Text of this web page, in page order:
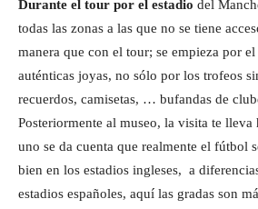
Durante el tour por el estadio del
todas las zonas a las que no se tiene
manera que con el tour; se empieza por
auténticas joyas, no sólo por los trofeos
recuerdos, camisetas, … bufandas de
Posteriormente al museo, la visita te lleva
uno se da cuenta que realmente el fútbol
bien en los estadios ingleses, a
estadios españoles, aquí las gradas son